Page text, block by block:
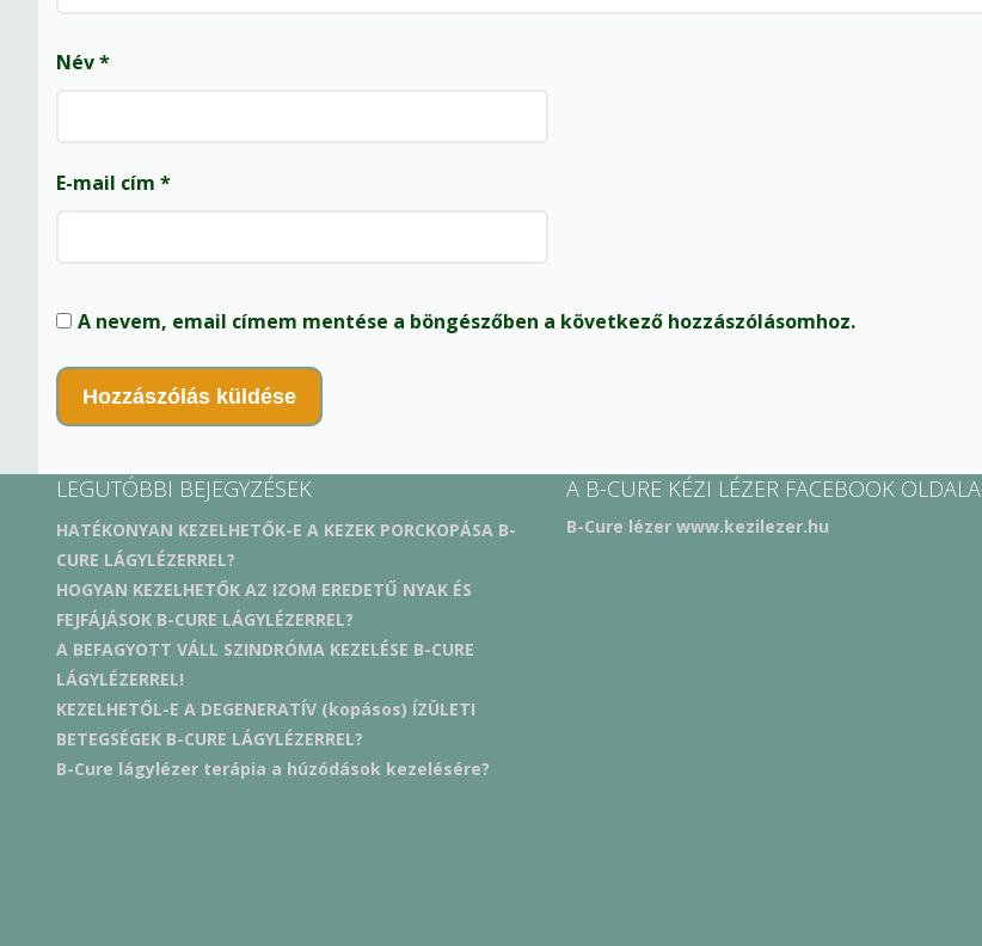
Név*
E-mail cím *
A nevem, email címem mentése a böngészőben a következő hozzászólásomhoz.
LEGUTÓBBI BEJEGYZÉSEK
HATÉKONYAN KEZELHETŐK-E A KEZEK PORCKOPÁSA B-
CURE LÁGYLÉZERREL?
HOGYAN KEZELHETŐK AZ IZOM EREDETŰ NYAK ÉS
FEJFÁJÁSOK B-CURE LÁGYLÉZERREL?
A BEFAGYOTT VÁLL SZINDRÓMA KEZELÉSE B-CURE
LÁGYLÉZERREL!
KEZELHETŐL-E A DEGENERATÍV (kopásos) ÍZÜLETI
BETEGSÉGEK B-CURE LÁGYLÉZERREL?
B-Cure lágylézer terápia a húzódások kezelésére?
A B-CURE KÉZI LÉZER FACEBOOK OLDALA
B-Cure lézer www.kezilezer.hu